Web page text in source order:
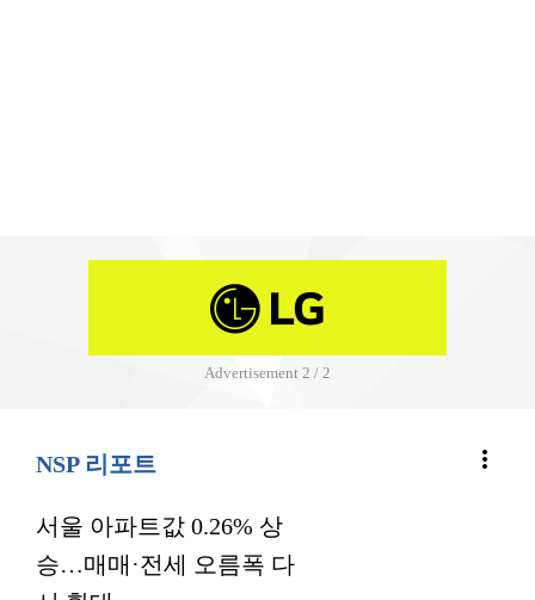
Advertisement 2 / 2
NSP 리포트 more_vert
서울 아파트값 0.26% 상
승…매매·전세 오름폭 다